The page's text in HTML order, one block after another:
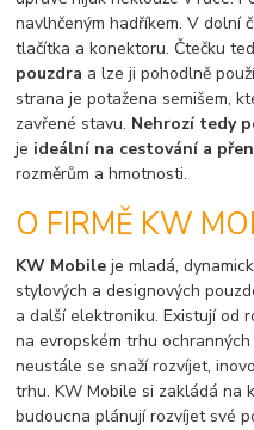
navlhčeným hadříkem. V dolní
tlačítka a konektoru. Čtečku
pouzdra a lze ji pohodlně
strana je potažena semišem,
zavřené stavu. Nehrozí tedy
je ideální na cestování a
rozměrům a hmotnosti.
O FIRMĚ KW
KW Mobile je mladá,
stylových a designových
a další elektroniku. Existují od
na evropském trhu
neustále se snaží rozvíjet,
trhu. KW Mobile si zakládá na
budoucna plánují rozvíjet své